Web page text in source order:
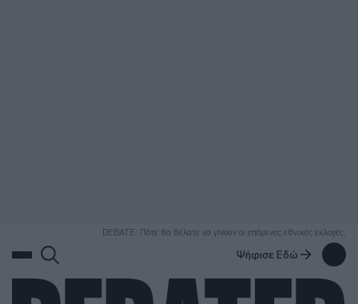
DEBATE: Πότε θα θέλατε να γίνουν οι επόμενες εθνικές εκλογές;
Ψήφισε Εδώ